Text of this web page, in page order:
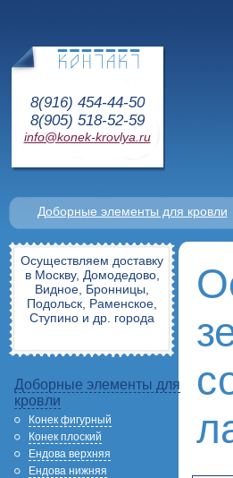
8(916) 454-44-50
8(905) 518-52-59
info@konek-krovlya.ru
Доборные элементы для кровли
Осуществляем доставку
в Москву, Домодедово,
Видное, Бронницы,
Подольск, Раменское,
Ступино и др. города
Доборные элементы для
кровли
Конек фигурный
Конек плоский
Ендова верхняя
Ендова нижняя